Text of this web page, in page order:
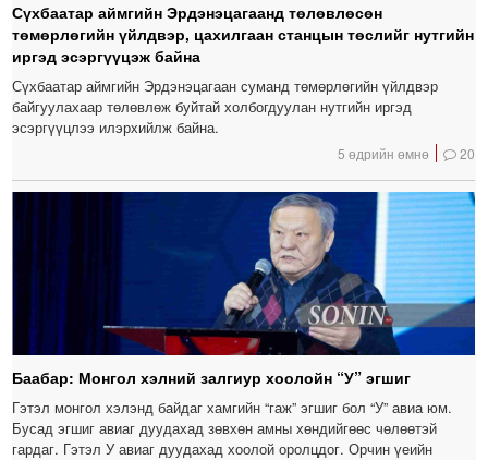
Сүхбаатар аймгийн Эрдэнэцагаанд төлөвлөсөн
төмөрлөгийн үйлдвэр, цахилгаан станцын төслийг нутгийн
иргэд эсэргүүцэж байна
Сүхбаатар аймгийн Эрдэнэцагаан суманд төмөрлөгийн үйлдвэр
байгуулахаар төлөвлөж буйтай холбогдуулан нутгийн иргэд
эсэргүүцлээ илэрхийлж байна.
5 өдрийн өмнө 20
Баабар: Монгол хэлний залгиур хоолойн “У” эгшиг
Гэтэл монгол хэлэнд байдаг хамгийн “гаж” эгшиг бол “У” авиа юм.
Бусад эгшиг авиаг дуудахад зөвхөн амны хөндийгөөс чөлөөтэй
гардаг. Гэтэл У авиаг дуудахад хоолой оролцдог. Орчин үеийн